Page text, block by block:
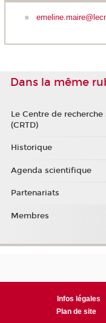
Dans la même
Le Centre de
(CRTD)
Historique
Agenda scientifique
Partenariats
Membres
Infos légales
Plan de site